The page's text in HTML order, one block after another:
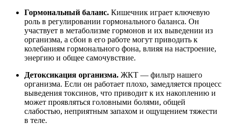
Гормональный баланс. Кишечник играет ключевую
роль в регулировании гормонального баланса. Он
участвует в метаболизме гормонов и их выведении из
организма, а сбои в его работе могут приводить к
колебаниям гормонального фона, влияя на настроение,
энергию и общее самочувствие.
Детоксикация организма. ЖКТ — фильтр нашего
организма. Если он работает плохо, замедляется процесс
выведения токсинов, что приводит к их накоплению и
может проявляться головными болями, общей
слабостью, неприятным запахом и ощущением тяжести
в теле.